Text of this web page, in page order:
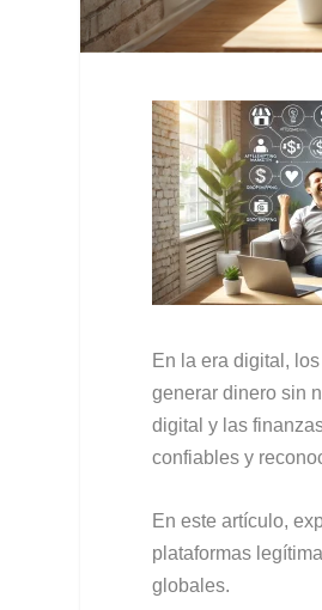
En la era digital,
generar dinero sin
digital y las
confiables y
En este artículo,
plataformas
globales.